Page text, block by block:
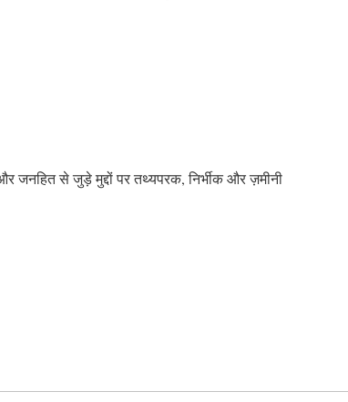
जनहित से जुड़े मुद्दों पर तथ्यपरक, निर्भीक और ज़मीनी